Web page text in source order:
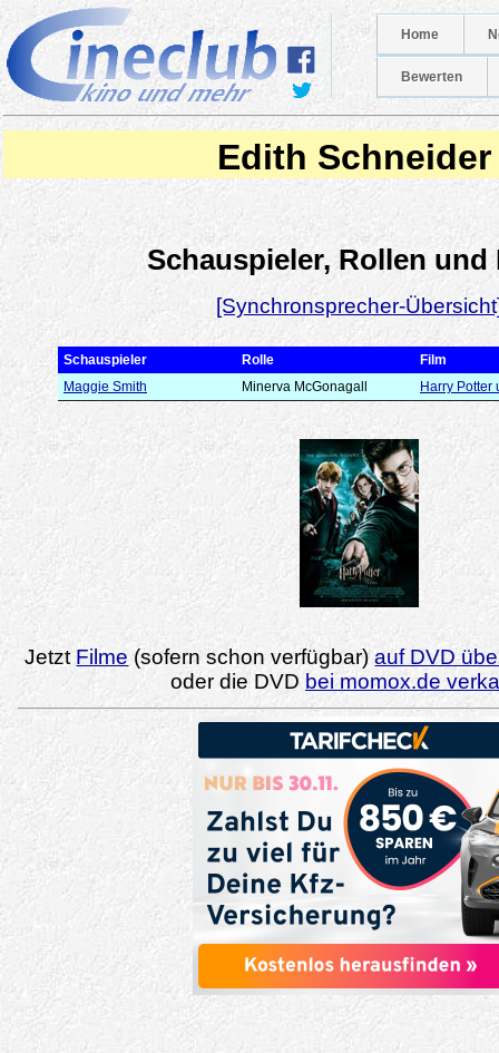
Home
Bewerten
Edith Schneider
Schauspieler, Rollen und
[Synchronsprecher-
Schauspieler Rolle
Film
Maggie Smith
Minerva McGonagall Harry Potter
JetztFilme (sofern schon verfügbar)auf DVD
oder die DVD bei momox.de